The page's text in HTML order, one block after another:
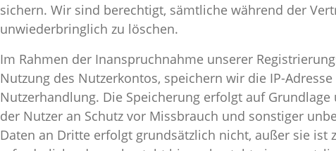
sichern. Wir sind berechtigt, sämtliche während der
unwiederbringlich zu löschen.
Im Rahmen der Inanspruchnahme unserer
Nutzung des Nutzerkontos, speichern wir die IP-
Nutzerhandlung. Die Speicherung erfolgt auf
der Nutzer an Schutz vor Missbrauch und sonstiger
Daten an Dritte erfolgt grundsätzlich nicht, außer sie ist